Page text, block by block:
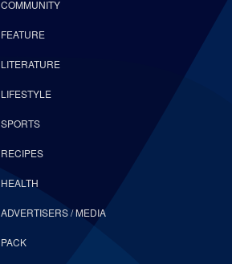
COMMUNITY
FEATURE
LITERATURE
LIFESTYLE
SPORTS
RECIPES
HEALTH
ADVERTISERS / MEDIA
PACK